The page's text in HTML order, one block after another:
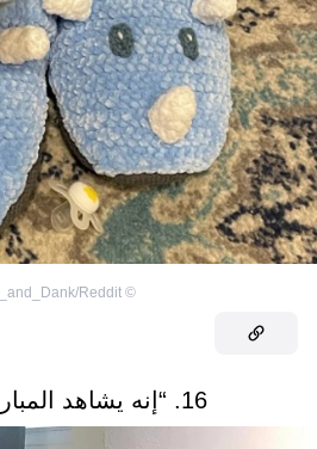
©
Reddit
16. “إنه يشاهد المباراة مع جدّه”